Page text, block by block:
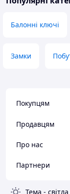
Балонні ключі
Замки
Покупцям
Продавцям
Про нас
Партнери
Тема - світла